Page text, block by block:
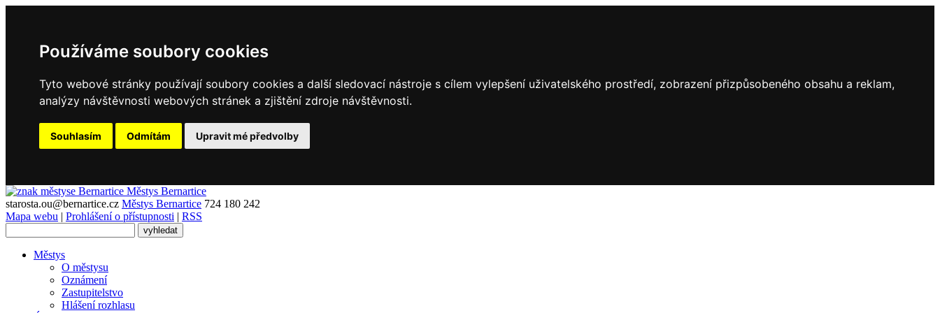
Používáme soubory cookies
Tyto webové stránky používají soubory cookies a další sledovací nástroje s cílem vylepšení uživatelského prostředí, zobrazení přizpůsobeného obsahu a reklam,
analýzy návštěvnosti webových stránek a zjištění zdroje návštěvnosti.
Souhlasím Odmítám Upravit mé předvolby
Městys Bernartice
starosta.ou@bernartice.cz Městys Bernartice 724 180 242
Mapa webu | Prohlášení o přístupnosti | RSS
Městys
O městysu
Oznámení
Zastupitelstvo
Hlášení rozhlasu